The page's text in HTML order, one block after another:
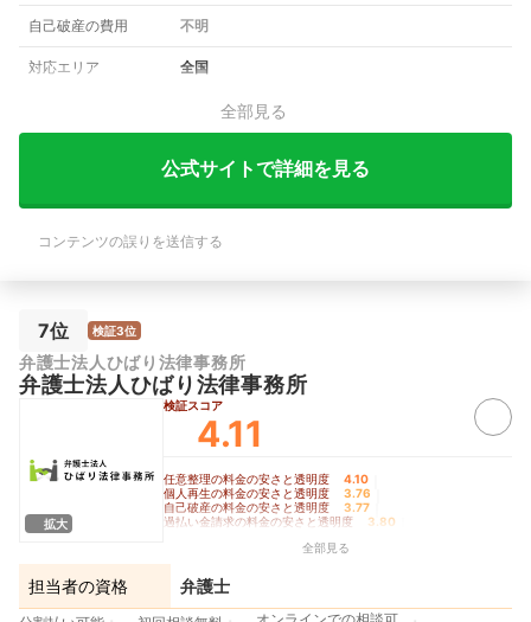
自己破産の費用 不明
対応エリア 全国
全部見る
公式サイトで詳細を見る
コンテンツの誤りを送信する
7位 検証3位
弁護士法人ひばり法律事務所
弁護士法人ひばり法律事務所
拡大
検証スコア
4.11
任意整理の料金の安さと透明度 4.10
個人再生の料金の安さと透明度 3.76
自己破産の料金の安さと透明度 3.77
過払い金請求の料金の安さと透明度 3.80
全部見る
担当者の資格 弁護士